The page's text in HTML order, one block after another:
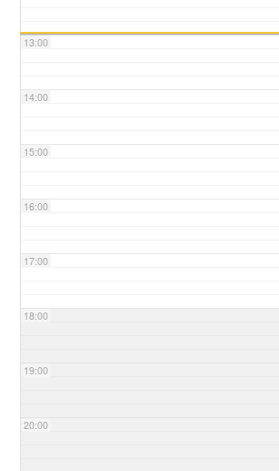
13:00
14:00
15:00
16:00
17:00
18:00
19:00
20:00